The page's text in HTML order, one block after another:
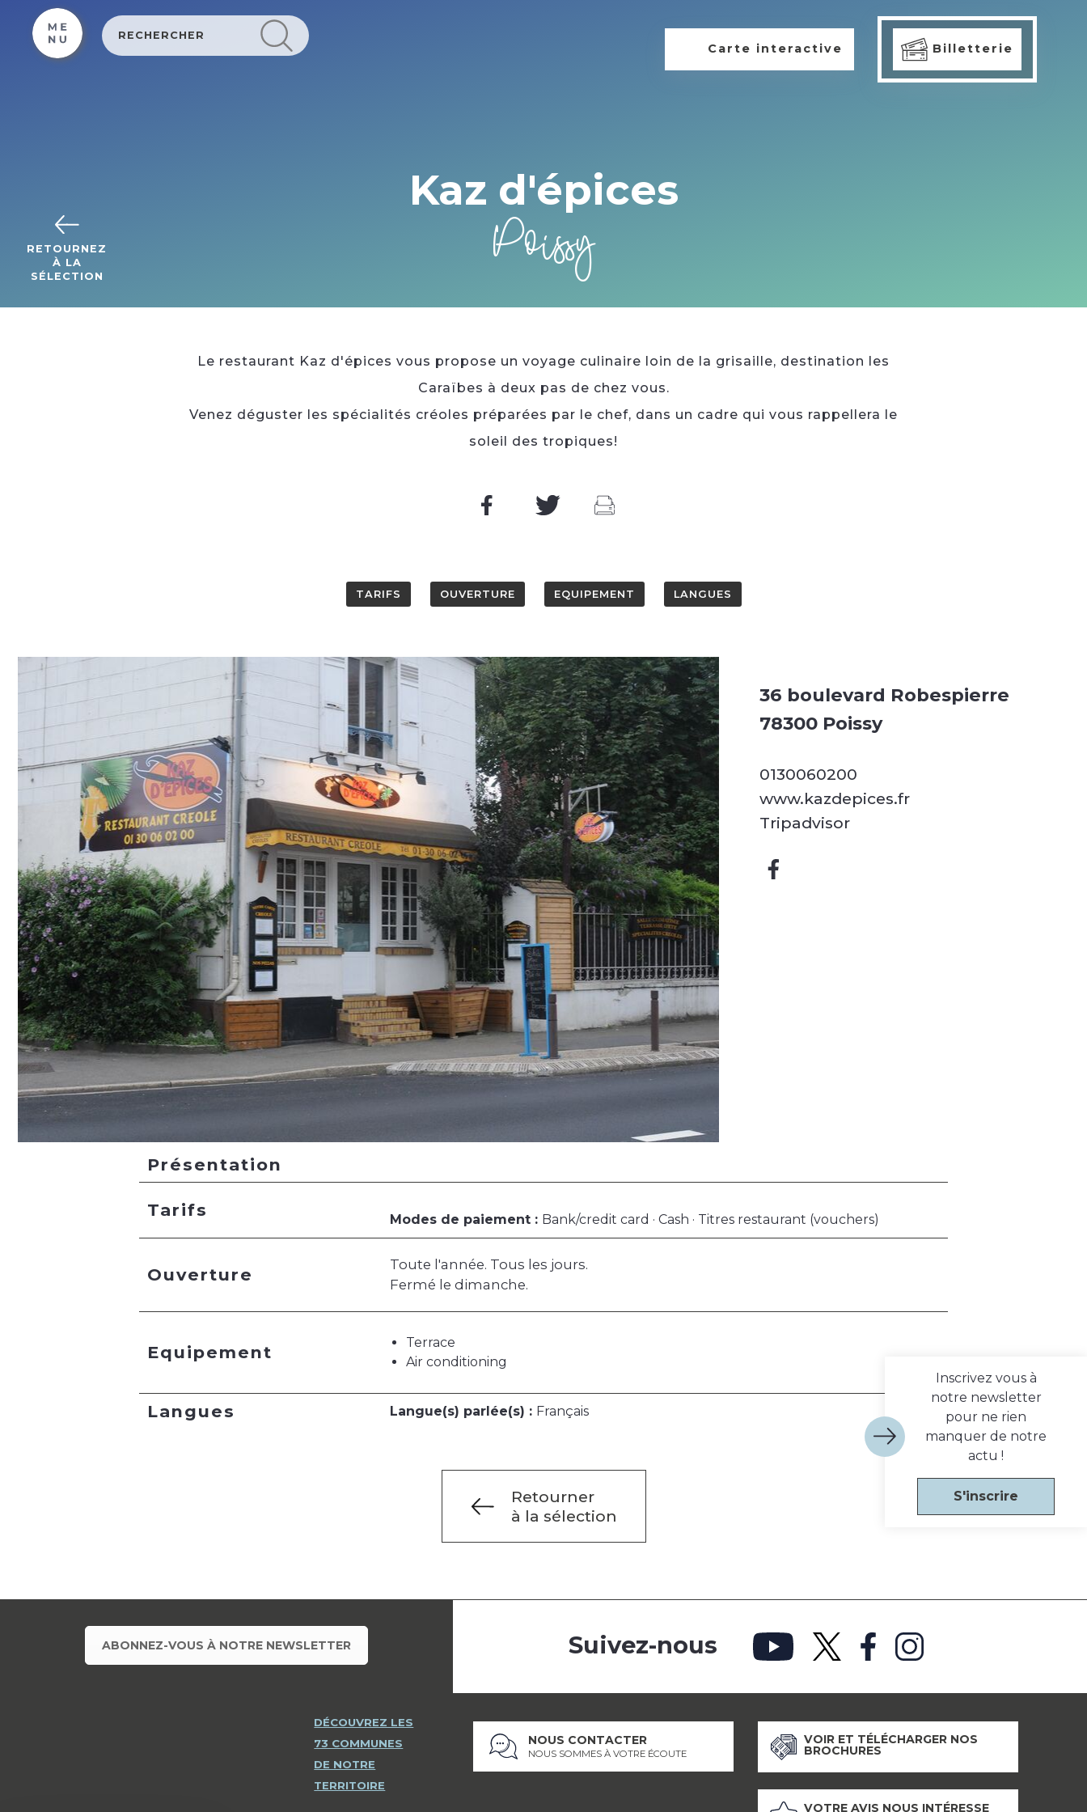
Carte interactive Billetterie
RETOURNEZ
À LA
SÉLECTION
Kaz d'épices
Poissy
Le restaurant Kaz d'épices vous propose un voyage culinaire loin de la grisaille, destination les
Caraïbes à deux pas de chez vous.
Venez déguster les spécialités créoles préparées par le chef, dans un cadre qui vous rappellera le
soleil des tropiques!
TARIFS OUVERTURE EQUIPEMENT LANGUES
36 boulevard Robespierre
78300 Poissy
0130060200
www.kazdepices.fr
Tripadvisor
Présentation
Tarifs Modes de paiement : Bank/credit card · Cash · Titres restaurant (vouchers)
Ouverture
Toute l'année. Tous les jours.
Fermé le dimanche.
Equipement
Terrace
Air conditioning
Langues Langue(s) parlée(s) : Français
Retourner
à la sélection
Inscrivez vous à
notre newsletter
pour ne rien
manquer de notre
actu !
S'inscrire
ABONNEZ-VOUS À NOTRE NEWSLETTER
DÉCOUVREZ LES
73 COMMUNES
DE NOTRE
TERRITOIRE
Suivez-nous
NOUS CONTACTER
NOUS SOMMES À VOTRE ÉCOUTE
VOIR ET TÉLÉCHARGER NOS
BROCHURES
VOTRE AVIS NOUS INTÉRESSE
Cookies management panel